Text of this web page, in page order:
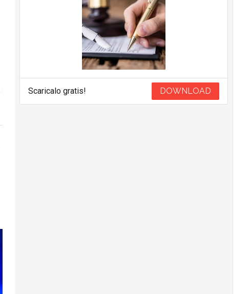
Scaricalo gratis! DOWNLOAD